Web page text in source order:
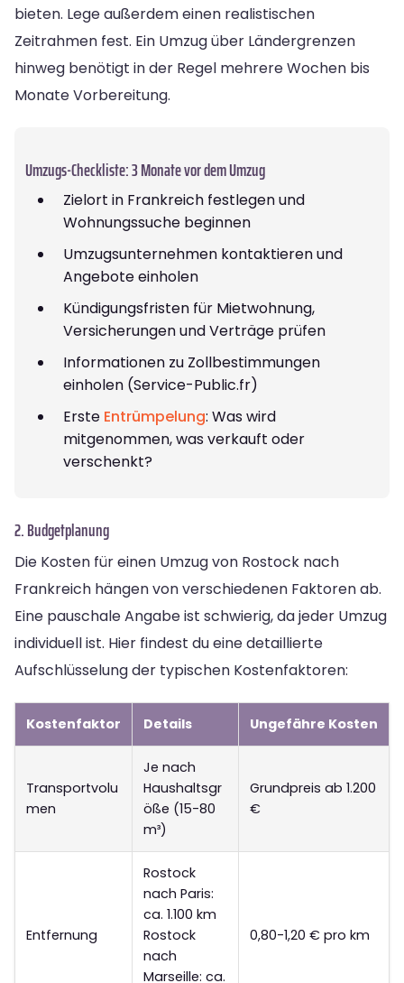
bieten. Lege außerdem einen realistischen
Zeitrahmen fest. Ein Umzug über Ländergrenzen
hinweg benötigt in der Regel mehrere Wochen bis
Monate Vorbereitung.
Umzugs-Checkliste: 3 Monate vor dem Umzug
Zielort in Frankreich festlegen und
Wohnungssuche beginnen
Umzugsunternehmen kontaktieren und
Angebote einholen
Kündigungsfristen für Mietwohnung,
Versicherungen und Verträge prüfen
Informationen zu Zollbestimmungen
einholen (Service-Public.fr)
Erste Entrümpelung: Was wird
mitgenommen, was verkauft oder
verschenkt?
2. Budgetplanung
Die Kosten für einen Umzug von Rostock nach
Frankreich hängen von verschiedenen Faktoren ab.
Eine pauschale Angabe ist schwierig, da jeder Umzug
individuell ist. Hier findest du eine detaillierte
Aufschlüsselung der typischen Kostenfaktoren:
Kostenfaktor Details Ungefähre Kosten
Transportvolu
men
Je nach
Haushaltsgr
öße (15-80
m³)
Grundpreis ab 1.200
€
Entfernung
Rostock
nach Paris:
ca. 1.100 km
Rostock
nach
Marseille: ca.
0,80-1,20 € pro km